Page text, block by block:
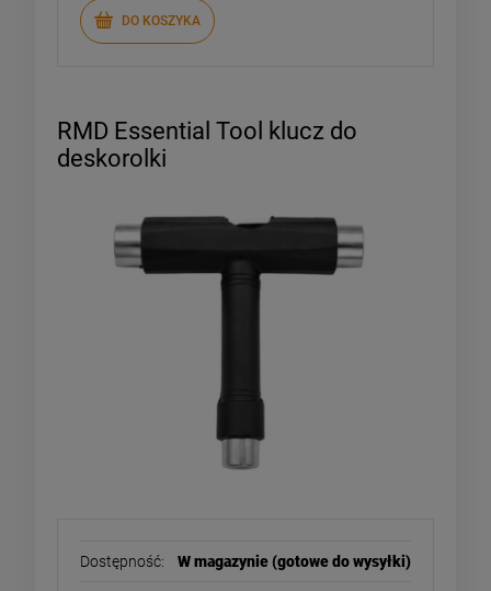
DO KOSZYKA
RMD Essential Tool klucz do
deskorolki
Dostępność: W magazynie (gotowe do wysyłki)